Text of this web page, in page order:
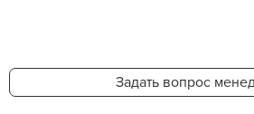
Задать вопрос